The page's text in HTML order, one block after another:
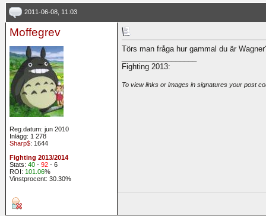
2011-06-08, 11:03
Moffegrev
Reg.datum: jun 2010
Inlägg: 1 278
Sharp$: 1644
Fighting 2013/2014
Stats: 40 - 92 - 6
ROI: 101.06%
Vinstprocent: 30.30%
Törs man fråga hur gammal du är
Fighting 2013:
To view links or images in signatures your post